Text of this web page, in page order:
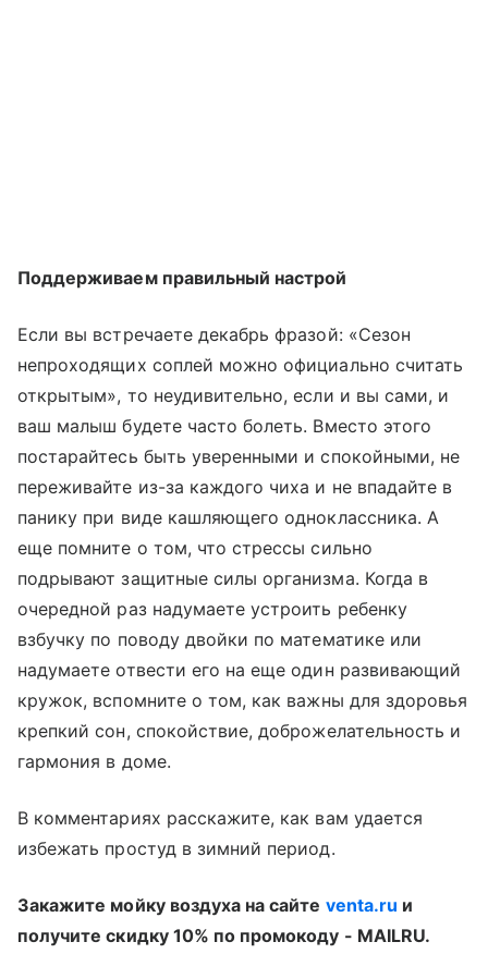
Поддерживаем правильный настрой
Если вы встречаете декабрь фразой: «Сезон
непроходящих соплей можно официально считать
открытым», то неудивительно, если и вы сами, и
ваш малыш будете часто болеть. Вместо этого
постарайтесь быть уверенными и спокойными, не
переживайте из-за каждого чиха и не впадайте в
панику при виде кашляющего одноклассника. А
еще помните о том, что стрессы сильно
подрывают защитные силы организма. Когда в
очередной раз надумаете устроить ребенку
взбучку по поводу двойки по математике или
надумаете отвести его на еще один развивающий
кружок, вспомните о том, как важны для здоровья
крепкий сон, спокойствие, доброжелательность и
гармония в доме.
В комментариях расскажите, как вам удается
избежать простуд в зимний период.
Закажите мойку воздуха на сайте venta.ru и
получите скидку 10% по промокоду - MAILRU.